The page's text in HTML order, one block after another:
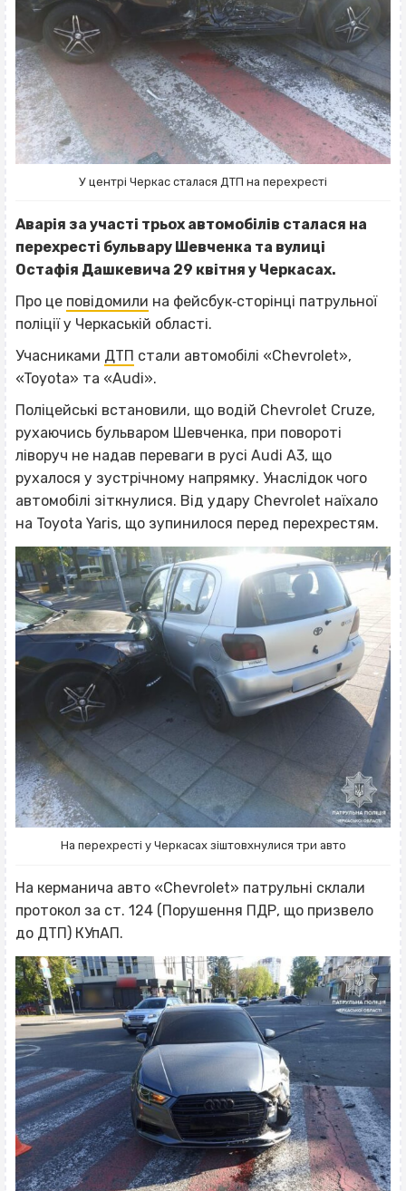
У центрі Черкас сталася ДТП на перехресті
Аварія за участі трьох автомобілів сталася на
перехресті бульвару Шевченка та вулиці
Остафія Дашкевича 29 квітня у Черкасах.
Про це повідомили на фейсбук‐сторінці патрульної
поліції у Черкаській області.
Учасниками ДТП стали автомобілі «Chevrolet»,
«Toyota» та «Audi».
Поліцейські встановили, що водій Chevrolet Cruze,
рухаючись бульваром Шевченка, при повороті
ліворуч не надав переваги в русі Audi A3, що
рухалося у зустрічному напрямку. Унаслідок чого
автомобілі зіткнулися. Від удару Chevrolet наїхало
на Toyota Yaris, що зупинилося перед перехрестям.
На перехресті у Черкасах зіштовхнулися три авто
На керманича авто «Chevrolet» патрульні склали
протокол за ст. 124 (Порушення ПДР, що призвело
до ДТП) КУпАП.